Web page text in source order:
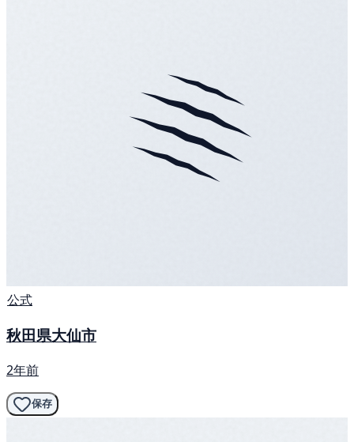
公式
秋田県大仙市
2年前
保存